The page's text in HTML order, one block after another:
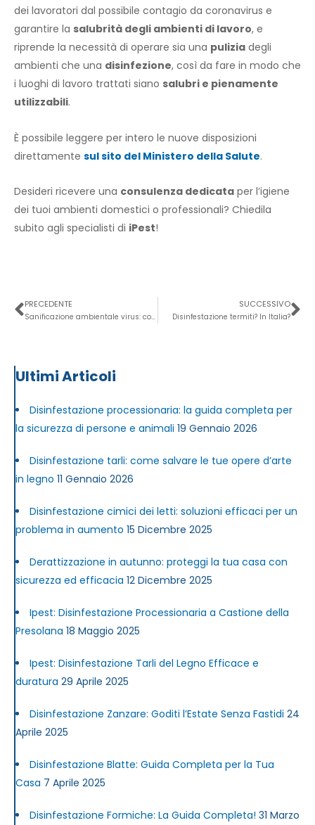
dei lavoratori dal possibile contagio da coronavirus e
garantire la salubrità degli ambienti di lavoro, e
riprende la necessità di operare sia una pulizia degli
ambienti che una disinfezione, così da fare in modo che
i luoghi di lavoro trattati siano salubri e pienamente
utilizzabili.
È possibile leggere per intero le nuove disposizioni
direttamente sul sito del Ministero della Salute.
Desideri ricevere una consulenza dedicata per l’igiene
dei tuoi ambienti domestici o professionali? Chiedila
subito agli specialisti di iPest!
PRECEDENTE SUCCESSIVO
Disinfestazione termiti? In Italia?
Ultimi Articoli
Disinfestazione processionaria: la guida completa per
la sicurezza di persone e animali 19 Gennaio 2026
Disinfestazione tarli: come salvare le tue opere d’arte
in legno 11 Gennaio 2026
Disinfestazione cimici dei letti: soluzioni efficaci per un
problema in aumento 15 Dicembre 2025
Derattizzazione in autunno: proteggi la tua casa con
sicurezza ed efficacia 12 Dicembre 2025
Ipest: Disinfestazione Processionaria a Castione della
Presolana 18 Maggio 2025
Ipest: Disinfestazione Tarli del Legno Efficace e
duratura 29 Aprile 2025
Disinfestazione Zanzare: Goditi l’Estate Senza Fastidi 24
Aprile 2025
Disinfestazione Blatte: Guida Completa per la Tua
Casa 7 Aprile 2025
Disinfestazione Formiche: La Guida Completa! 31 Marzo